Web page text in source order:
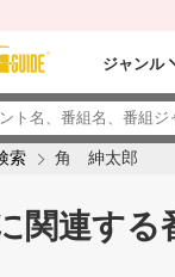
ジャンル
索 角 紳太郎
連する